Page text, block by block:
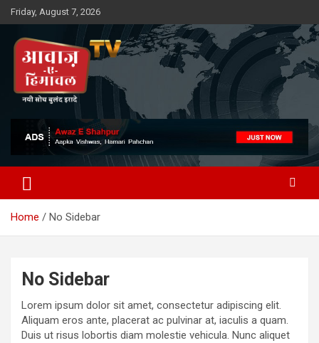
Skip
to
content
Friday, August 7, 2026
Awaz-E-Shahpur
Home No Sidebar
No Sidebar
Lorem ipsum dolor sit amet, consectetur adipiscing elit.
Aliquam eros ante, placerat ac pulvinar at, iaculis a quam.
Duis ut risus lobortis diam molestie vehicula. Nunc aliquet